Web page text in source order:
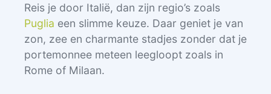
Reis je door Italië, dan zijn regio’s zoals
Puglia een slimme keuze. Daar geniet je van
zon, zee en charmante stadjes zonder dat je
portemonnee meteen leegloopt zoals in
Rome of Milaan.